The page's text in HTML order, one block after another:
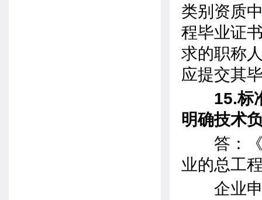
类别资质
程毕业证
求的职称
应提交其
15.标准
明确技术
答：《
业的总工
企业申